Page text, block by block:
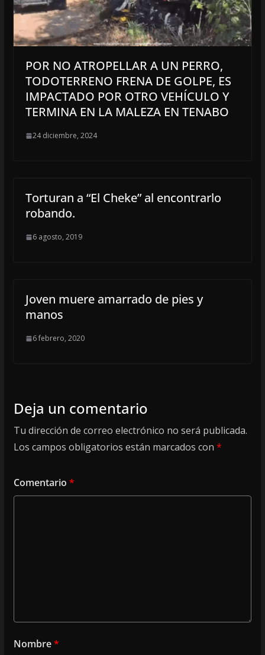
POR NO ATROPELLAR A UN PERRO,
TODOTERRENO FRENA DE GOLPE, ES
IMPACTADO POR OTRO VEHÍCULO Y
TERMINA EN LA MALEZA EN TENABO
24 diciembre, 2024
Torturan a “El Cheke” al encontrarlo
robando.
6 agosto, 2019
Joven muere amarrado de pies y
manos
6 febrero, 2020
Deja un comentario
Tu dirección de correo electrónico no será publicada.
Los campos obligatorios están marcados con *
Comentario *
Nombre*